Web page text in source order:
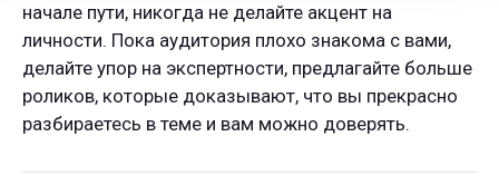
начале пути, никогда не делайте акцент на
личности. Пока аудитория плохо знакома с вами,
делайте упор на экспертности, предлагайте больше
роликов, которые доказывают, что вы прекрасно
разбираетесь в теме и вам можно доверять.